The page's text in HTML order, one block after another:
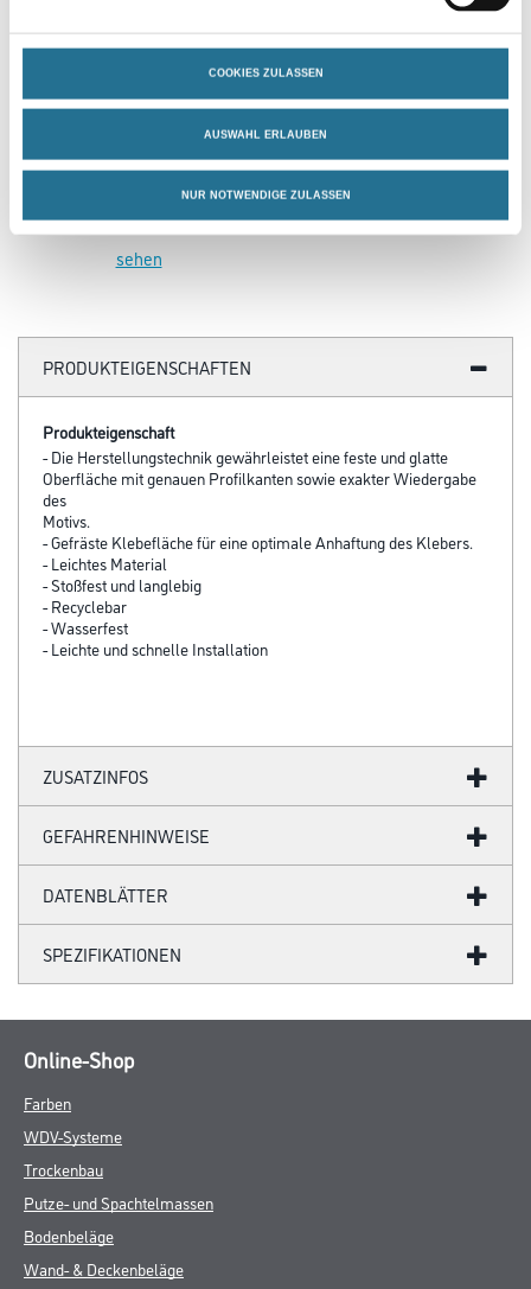
COOKIES ZULASSEN
AUSWAHL ERLAUBEN
NUR NOTWENDIGE ZULASSEN
NMC Adefix Kleber 310ml
Kleber/Spachtelmasse
u.Verfugungsmater.
Bitte einloggen, um Preise zu
sehen
PRODUKTEIGENSCHAFTEN
Produkteigenschaft
- Die Herstellungstechnik gewährleistet eine feste und glatte
Oberfläche mit genauen Profilkanten sowie exakter Wiedergabe
des
Motivs.
- Gefräste Klebefläche für eine optimale Anhaftung des Klebers.
- Leichtes Material
- Stoßfest und langlebig
- Recyclebar
- Wasserfest
- Leichte und schnelle Installation
ZUSATZINFOS
GEFAHRENHINWEISE
DATENBLÄTTER
SPEZIFIKATIONEN
Online-Shop
Farben
WDV-Systeme
Trockenbau
Putze- und Spachtelmassen
Bodenbeläge
Wand- & Deckenbeläge